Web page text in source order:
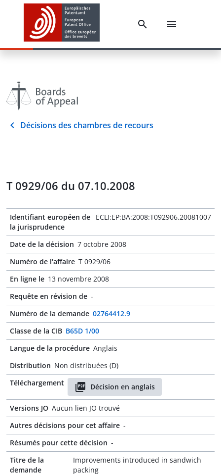
Décisions des chambres de recours
T 0929/06 du 07.10.2008
Identifiant européen de
la jurisprudence
ECLI:EP:BA:2008:T092906.20081007
Date de la décision 7 octobre 2008
Numéro de l'affaire T 0929/06
En ligne le 13 novembre 2008
Requête en révision de -
Numéro de la demande 02764412.9
Classe de la CIB B65D 1/00
Langue de la procédure Anglais
Distribution Non distribuées (D)
Téléchargement
Décision en anglais
Versions JO Aucun lien JO trouvé
Autres décisions pour cet affaire -
Résumés pour cette décision -
Titre de la
demande
Improvements introduced in sandwich
packing